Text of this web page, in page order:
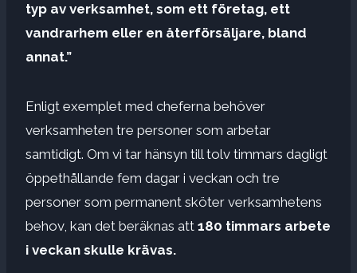
typ av verksamhet, som ett företag, ett
vandrarhem eller en återförsäljare, bland
annat.”
Enligt exemplet med cheferna behöver
verksamheten tre personer som arbetar
samtidigt. Om vi ​​tar hänsyn till tolv timmars dagligt
öppethållande fem dagar i veckan och tre
personer som permanent sköter verksamhetens
behov, kan det beräknas att 180 timmars arbete
i veckan skulle krävas.